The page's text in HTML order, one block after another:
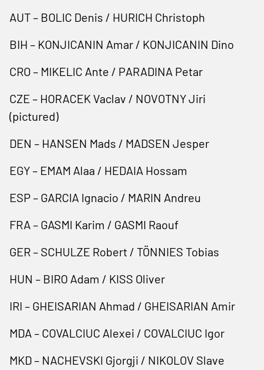
AUT – BOLIC Denis / HURICH Christoph
BIH – KONJICANIN Amar / KONJICANIN Dino
CRO – MIKELIC Ante / PARADINA Petar
CZE – HORACEK Vaclav / NOVOTNY Jiri
(pictured)
DEN – HANSEN Mads / MADSEN Jesper
EGY – EMAM Alaa / HEDAIA Hossam
ESP – GARCIA Ignacio / MARIN Andreu
FRA – GASMI Karim / GASMI Raouf
GER – SCHULZE Robert / TÖNNIES Tobias
HUN – BIRO Adam / KISS Oliver
IRI – GHEISARIAN Ahmad / GHEISARIAN Amir
MDA – COVALCIUC Alexei / COVALCIUC Igor
MKD – NACHEVSKI Gjorgji / NIKOLOV Slave